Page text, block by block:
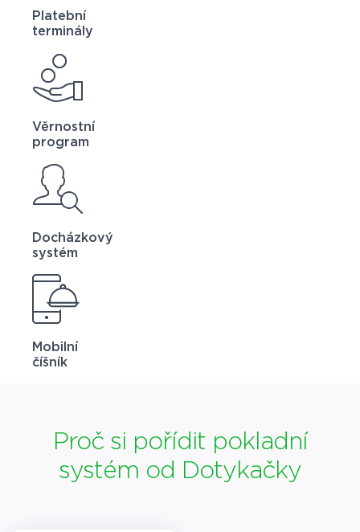
Platební
terminály
Věrnostní
program
Docházkový
systém
Mobilní
číšník
Proč si pořídit pokladní
systém od Dotykačky